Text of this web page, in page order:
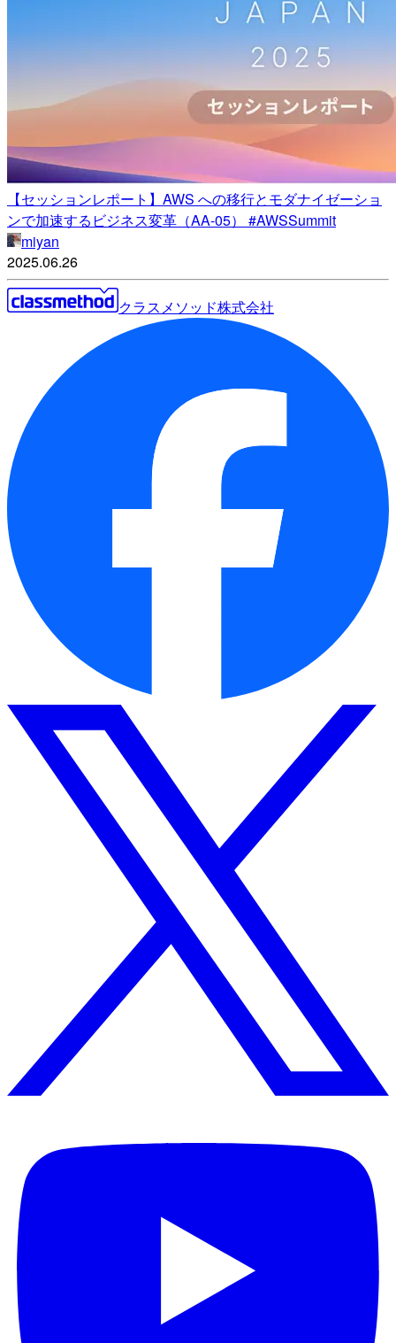
【セッションレポート】AWS への移行とモダナイゼーショ
ンで加速するビジネス変革（AA-05） #AWSSummit
miyan
2025.06.26
クラスメソッド株式会社